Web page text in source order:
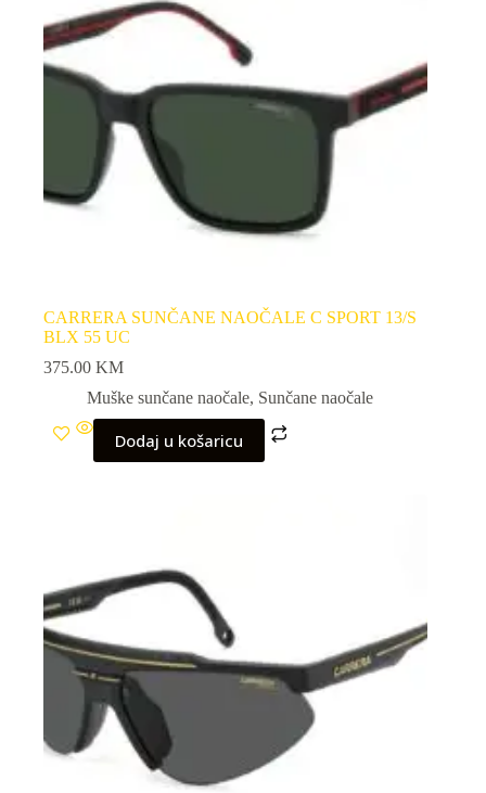
CARRERA SUNČANE NAOČALE C SPORT 13/S
BLX 55 UC
375.00 KM
Muške sunčane naočale, Sunčane naočale
Dodaj u košaricu